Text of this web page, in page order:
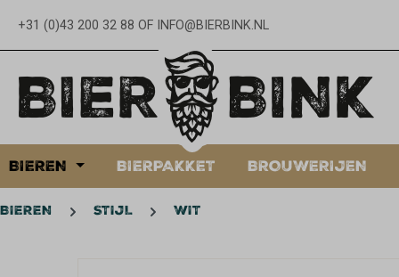
Ga naar de hoofdnavigatie
+31 (0)43 200 32 88 OF INFO@BIERBINK.NL
BIEREN BIERPAKKET BROUWERIJEN
BIEREN STIJL WIT